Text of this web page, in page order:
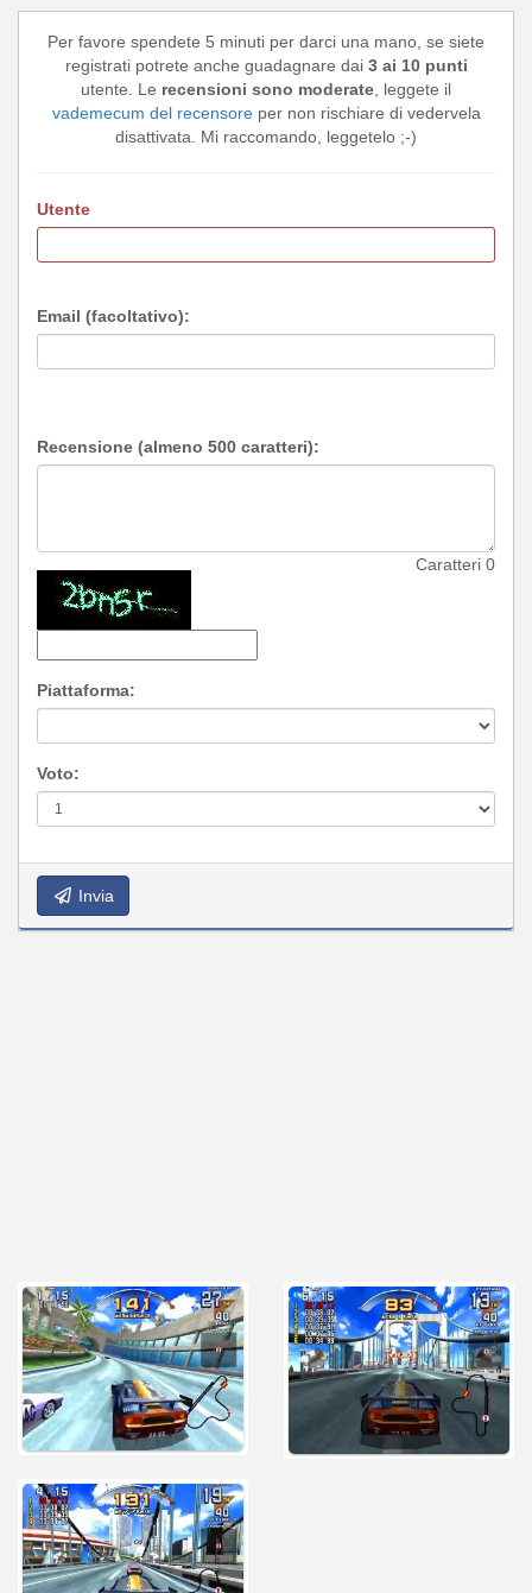
Per favore spendete 5 minuti per darci una mano, se siete
registrati potrete anche guadagnare dai 3 ai 10 punti
utente. Le recensioni sono moderate , leggete il
vademecum del recensoreper non rischiare di vedervela
disattivata. Mi raccomando, leggetelo ;-)
Utente
Email (facoltativo):
Recensione (almeno 500 caratteri):
Caratteri 0
Piattaforma:
Voto:
Invia